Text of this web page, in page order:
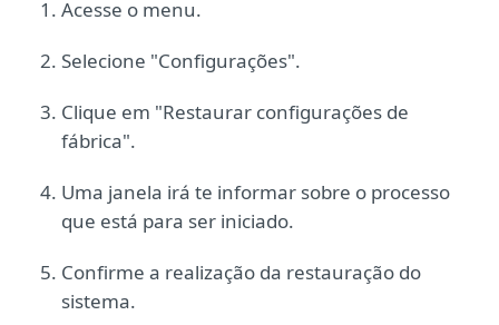
Acesse o menu.
Selecione "Configurações".
Clique em "Restaurar configurações de
fábrica".
Uma janela irá te informar sobre o processo
que está para ser iniciado.
Confirme a realização da restauração do
sistema.